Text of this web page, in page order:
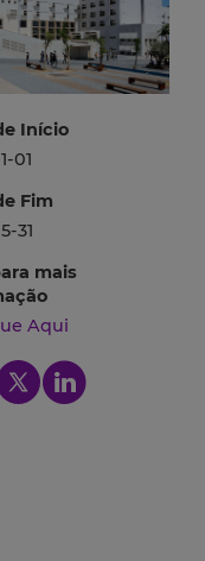
Início
01
Fim
31
mais
Aqui